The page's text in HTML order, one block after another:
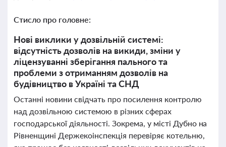
Стисло про головне:
Нові виклики у дозвільній системі:
відсутність дозволів на викиди, зміни у
ліцензуванні зберігання пального та
проблеми з отриманням дозволів на
будівництво в Україні та СНД
Останні новини свідчать про посилення контролю
над дозвільною системою в різних сферах
господарської діяльності. Зокрема, у місті Дубно на
Рівненщині Держекоінспекція перевіряє котельню,